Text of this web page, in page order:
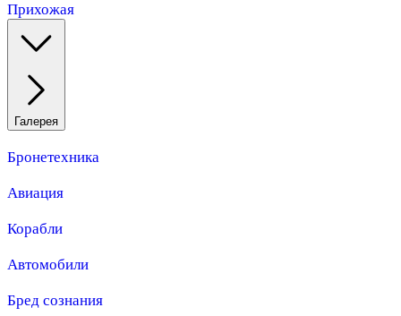
Прихожая
Галерея
Бронетехника
Авиация
Корабли
Автомобили
Бред сознания